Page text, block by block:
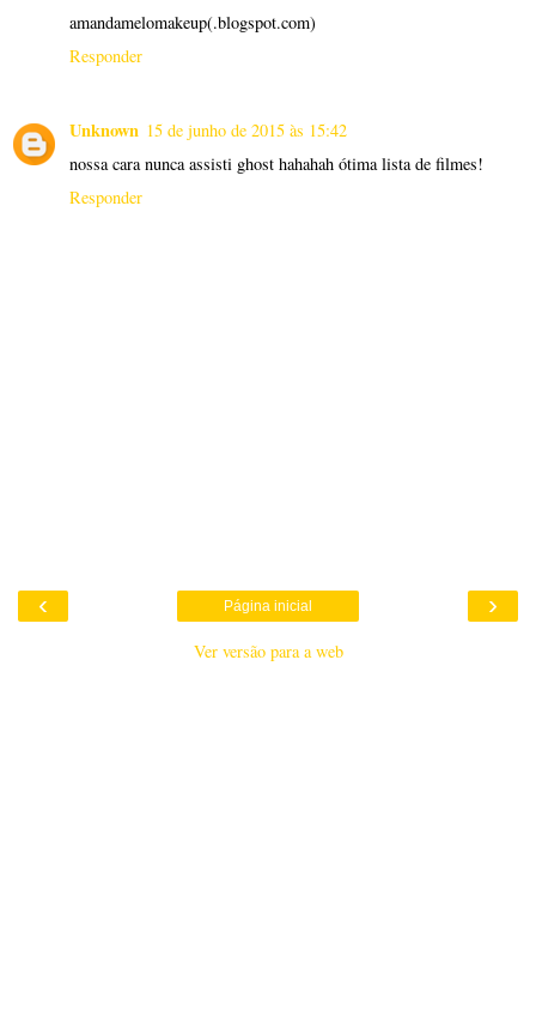
amandamelomakeup(.blogspot.com)
Responder
Unknown 15 de junho de 2015 às 15:42
nossa cara nunca assisti ghost hahahah ótima lista de filmes!
Responder
‹ ›
Página inicial
Ver versão para a web